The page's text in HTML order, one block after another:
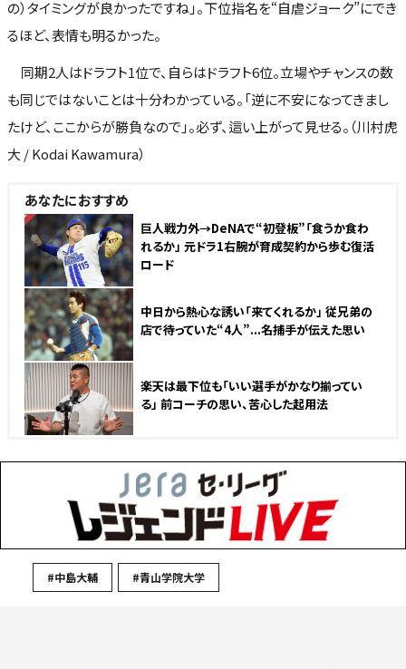
の）タイミングが良かったですね」。下位指名を“自虐ジョーク”にでき
るほど、表情も明るかった。
同期2人はドラフト1位で、自らはドラフト6位。立場やチャンスの数
も同じではないことは十分わかっている。「逆に不安になってきまし
たけど、ここからが勝負なので」。必ず、這い上がって見せる。（川村虎
大 / Kodai Kawamura）
あなたにおすすめ
NEW
巨人戦力外→DeNAで“初登板”「食うか食わ
れるか」 元ドラ1右腕が育成契約から歩む復活
ロード
中日から熱心な誘い「来てくれるか」 従兄弟の
店で待っていた“4人”...名捕手が伝えた思い
楽天は最下位も「いい選手がかなり揃ってい
る」 前コーチの思い、苦心した起用法
#中島大輔 #青山学院大学